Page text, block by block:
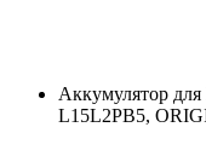
Аккумулятор
L15L2PB5,